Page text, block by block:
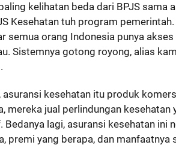
kelihatan beda dari BPJS sama
Kesehatan tuh program
semua orang Indonesia punya
Sistemnya gotong royong, alias
asuransi kesehatan itu produk
mereka jual perlindungan kesehatan
Bedanya lagi, asuransi kesehatan ini
premi yang berapa, dan manfaatnya